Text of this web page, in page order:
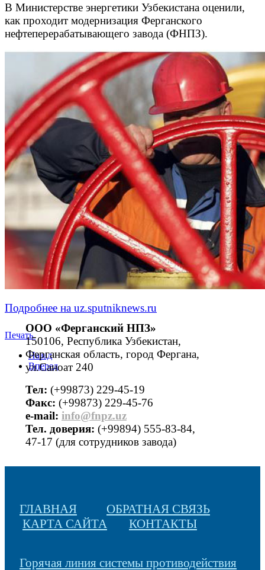
В Министерстве энергетики Узбекистана оценили,
как проходит модернизация Ферганского
нефтеперерабатывающего завода (ФНПЗ).
Подробнее на uz.sputniknews.ru
Печать
Назад
Вперед
ООО «Ферганский НПЗ»
150106, Республика Узбекистан,
Ферганская область, город Фергана,
ул.Саноат 240
Тел: (+99873) 229-45-19
Факс: (+99873) 229-45-76
е-mail: info@fnpz.uz
Тел. доверия: (+99894) 555-83-84,
47-17 (для сотрудников завода)
ГЛАВНАЯ
ОБРАТНАЯ СВЯЗЬ
КАРТА САЙТА
КОНТАКТЫ
Горячая линия системы противодействия